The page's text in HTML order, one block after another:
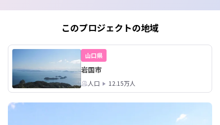
このプロジェクトの地域
山口県
岩国市
人口 12.15万人